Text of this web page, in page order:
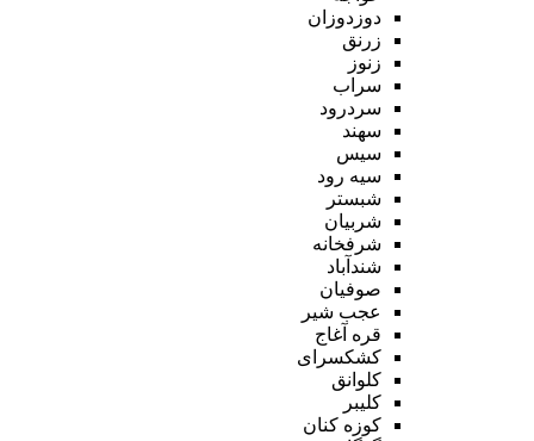
دوزدوزان
زرنق
زنوز
سراب
سردرود
سهند
سیس
سیه رود
شبستر
شربیان
شرفخانه
شندآباد
صوفیان
عجب شیر
قره آغاج
کشکسرای
کلوانق
کلیبر
کوزه کنان